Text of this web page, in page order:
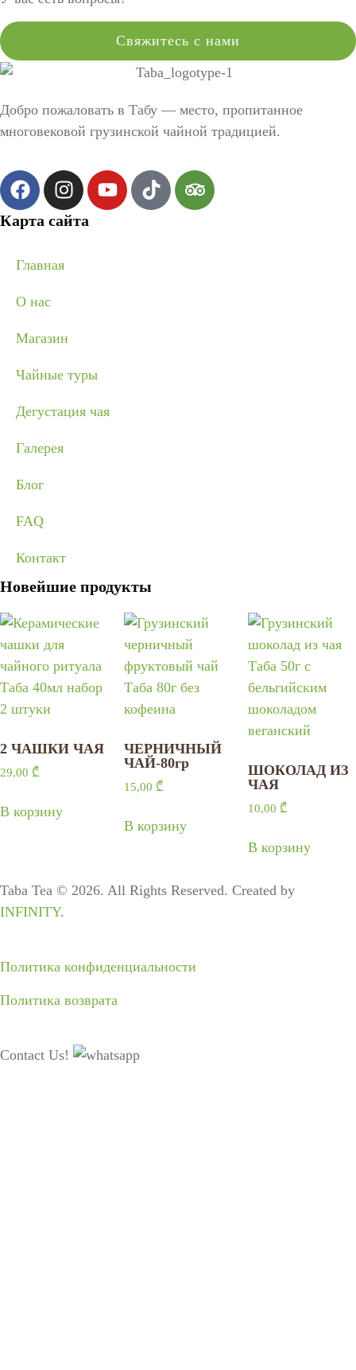
Свяжитесь с нами
Добро пожаловать в Табу — место, пропитанное
многовековой грузинской чайной традицией.
Карта сайта
Главная
О нас
Магазин
Чайные туры
Дегустация чая
Галерея
Блог
FAQ
Контакт
Новейшие продукты
2 ЧАШКИ ЧАЯ
29,00 ₾
В корзину
ЧЕРНИЧНЫЙ
ЧАЙ-80гр
15,00 ₾
В корзину
ШОКОЛАД ИЗ
ЧАЯ
10,00 ₾
В корзину
Taba Tea © 2026. All Rights Reserved. Created by
INFINITY.
Политика конфиденциальности
Политика возврата
Contact Us!